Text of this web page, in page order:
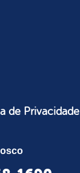
de Privacidade